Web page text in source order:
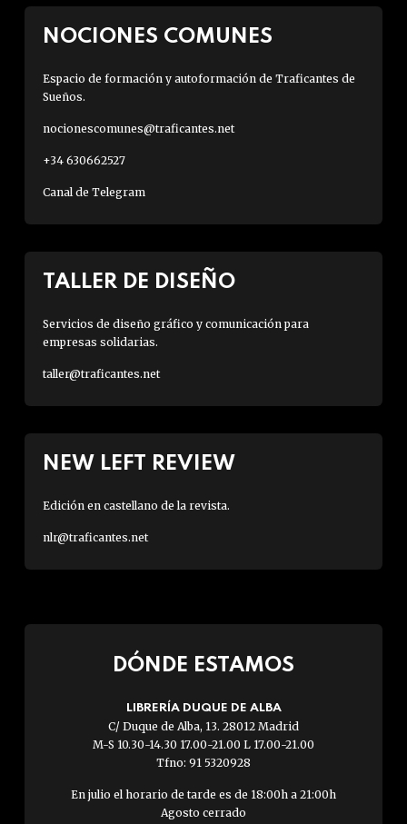
NOCIONES COMUNES
Espacio de formación y autoformación de Traficantes de
Sueños.
nocionescomunes@traficantes.net
+34 630662527
Canal de Telegram
TALLER DE DISEÑO
Servicios de diseño gráfico y comunicación para
empresas solidarias.
taller@traficantes.net
NEW LEFT REVIEW
Edición en castellano de la revista.
nlr@traficantes.net
DÓNDE ESTAMOS
LIBRERÍA DUQUE DE ALBA
C/ Duque de Alba, 13. 28012 Madrid
M-S 10.30-14.30 17.00-21.00 L 17.00-21.00
Tfno: 91 5320928
En julio el horario de tarde es de 18:00h a 21:00h
Agosto cerrado